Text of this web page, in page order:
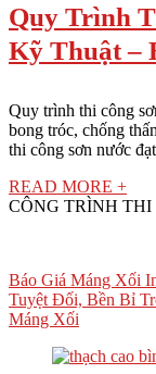
Quy Trình
Kỹ Thuật –
Quy trình thi công
bong tróc, chống
thi công sơn nước
READ MORE +
CÔNG TRÌNH THI
Báo Giá Máng Xối
Tuyệt Đối, Bền Bỉ
Máng Xối